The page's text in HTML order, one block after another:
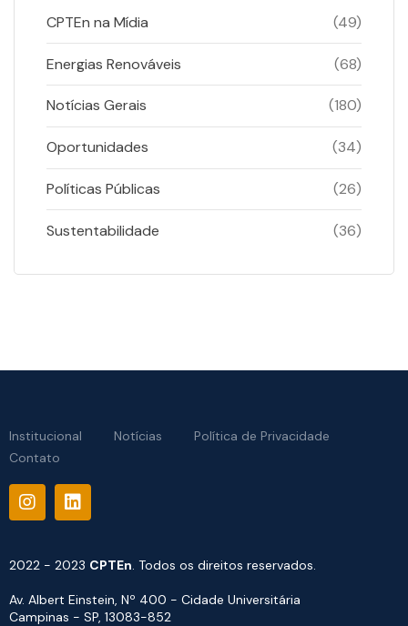
CPTEn na Mídia (49)
Energias Renováveis (68)
Notícias Gerais (180)
Oportunidades (34)
Políticas Públicas (26)
Sustentabilidade (36)
Institucional Notícias
Política de Privacidade
Contato
2022 - 2023 CPTEn. Todos os direitos reservados.
Av. Albert Einstein, Nº 400 - Cidade Universitária
Campinas - SP, 13083-852